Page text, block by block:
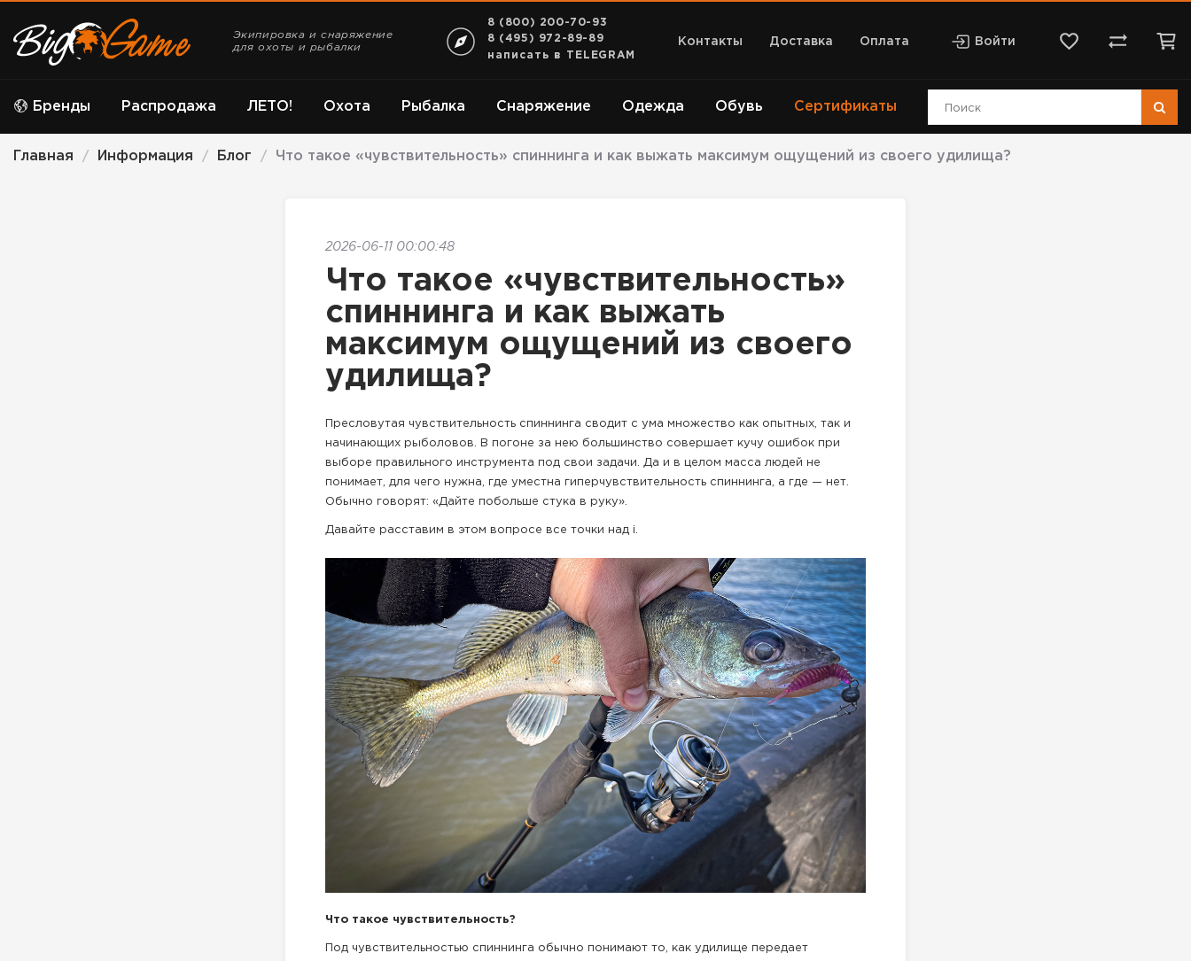
Экипировка и снаряжение
для охоты и рыбалки
8 (800) 200-70-93
8 (495) 972-89-89
написать в TELEGRAM
Контакты Доставка Оплата Войти
Бренды ЛЕТО! Охота Рыбалка Снаряжение Одежда Обувь
Распродажа Сертификаты
Главная / Информация / Блог / Что такое «чувствительность» спиннинга и как выжать максимум ощущений из своего удилища?
2026-06-11 00:00:48
Что такое «чувствительность»
спиннинга и как выжать
максимум ощущений из своего
удилища?
Пресловутая чувствительность спиннинга сводит с ума множество как опытных, так и
начинающих рыболовов. В погоне за нею большинство совершает кучу ошибок при
выборе правильного инструмента под свои задачи. Да и в целом масса людей не
понимает, для чего нужна, где уместна гиперчувствительность спиннинга, а где — нет.
Обычно говорят: «Дайте побольше стука в руку».
Давайте расставим в этом вопросе все точки над i.
Что такое чувствительность?
Под чувствительностью спиннинга обычно понимают то, как удилище передает